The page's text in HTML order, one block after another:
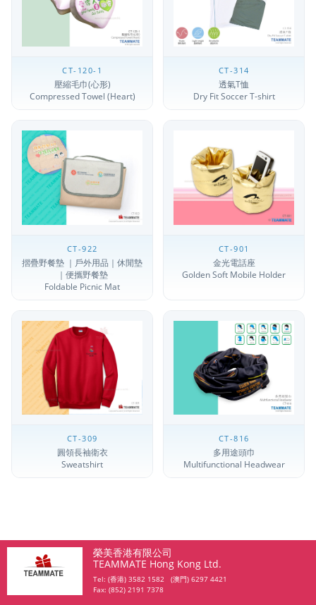
CT-120-1
壓縮毛巾(心形)
Compressed Towel (Heart)
CT-314
透氣T恤
Dry Fit Soccer T-shirt
CT-922
摺疊野餐墊 ｜戶外用品｜休閒墊
｜便攜野餐墊
Foldable Picnic Mat
CT-901
金光電話座
Golden Soft Mobile Holder
CT-309
圓領長袖衛衣
Sweatshirt
CT-816
多用途頭巾
Multifunctional Headwear
榮美香港有限公司
TEAMMATE Hong Kong Ltd.
Tel: (香港) 3582 1582 (澳門) 6297 4421
Fax: (852) 2191 7378